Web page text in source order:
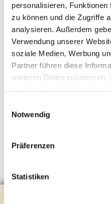
personalisieren,
zu können und die Zugriffe
analysieren. Außerdem
Verwendung unserer
soziale Medien, Werbung
Partner führen diese
weiteren Daten zusammen,
Notwendig
Präferenzen
Statistiken